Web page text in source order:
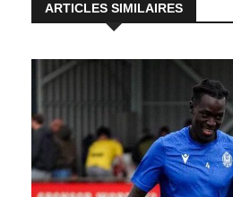
ARTICLES SIMILAIRES